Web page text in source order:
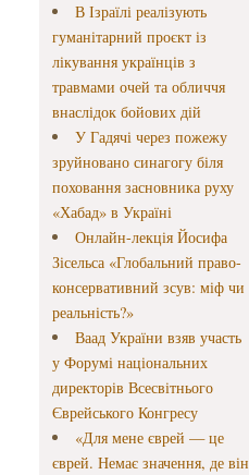
В Ізраїлі реалізують
гуманітарний проєкт із
лікування українців з
травмами очей та обличчя
внаслідок бойових дій
У Гадячі через пожежу
зруйновано синагогу біля
поховання засновника руху
«Хабад» в Україні
Онлайн-лекція Йосифа
Зісельса «Глобальний право-
консервативний зсув: міф чи
реальність?»
Ваад України взяв участь
у Форумі національних
директорів Всесвітнього
Єврейського Конгресу
«Для мене єврей — це
єврей. Немає значення, де він